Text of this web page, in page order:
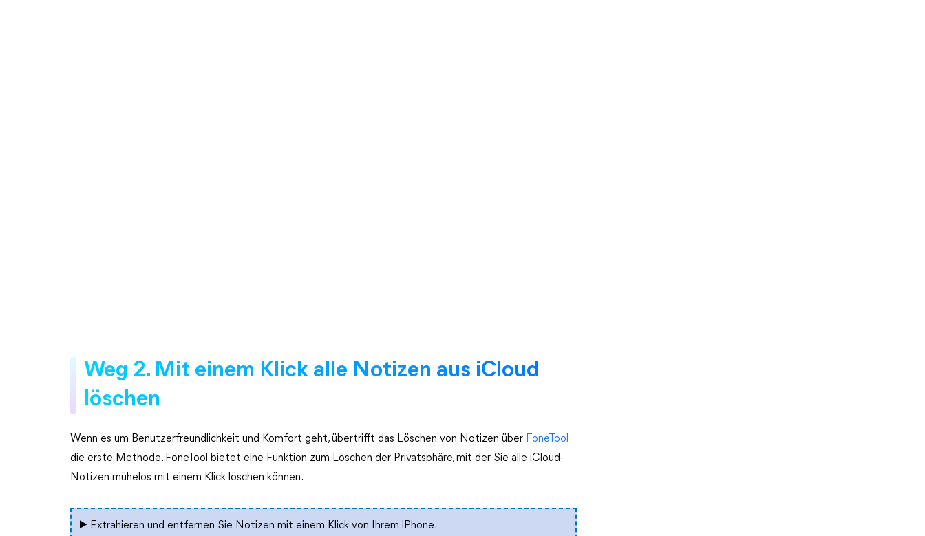
Weg 2. Mit einem Klick alle Notizen aus iCloud
löschen
Wenn es um Benutzerfreundlichkeit und Komfort geht, übertrifft das Löschen von Notizen über FoneTool
die erste Methode. FoneTool bietet eine Funktion zum Löschen der Privatsphäre, mit der Sie alle iCloud-
Notizen mühelos mit einem Klick löschen können.
▶ Extrahieren und entfernen Sie Notizen mit einem Klick von Ihrem iPhone.